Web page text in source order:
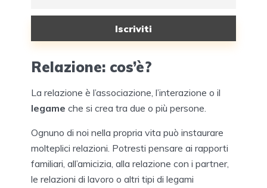
Relazione: cos’è?
La relazione è l’associazione, l’interazione o il
legame che si crea tra due o più persone.
Ognuno di noi nella propria vita può instaurare
molteplici relazioni. Potresti pensare ai rapporti
familiari, all’amicizia, alla relazione con i partner,
le relazioni di lavoro o altri tipi di legami